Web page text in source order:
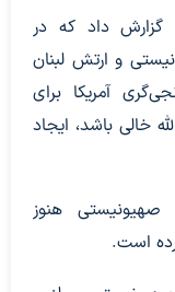
گزارش داد که در
و ارتش لبنان
آمریکا برای
خالی باشد، ایجاد
هنوز
است.